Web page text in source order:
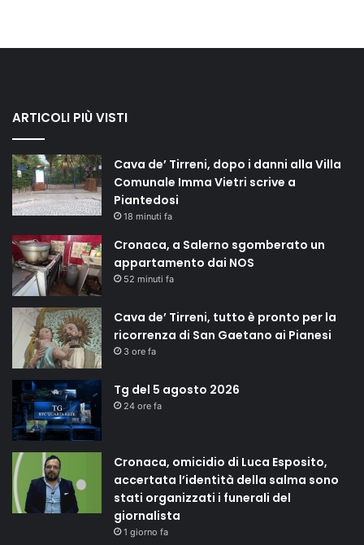
ARTICOLI PIÙ VISTI
Cava de’ Tirreni, dopo i danni alla Villa
Comunale Imma Vietri scrive a
Piantedosi
18 minuti fa
Cronaca, a Salerno sgomberato un
appartamento dai NOS
52 minuti fa
Cava de’ Tirreni, tutto è pronto per la
ricorrenza di San Gaetano ai Pianesi
3 ore fa
Tg del 5 agosto 2026
24 ore fa
Cronaca, omicidio di Luca Esposito,
accertata l’identità della salma sono
stati organizzati i funerali del
giornalista
1 giorno fa